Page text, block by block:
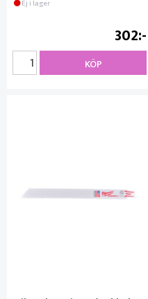
Ej i lager
302
KÖP